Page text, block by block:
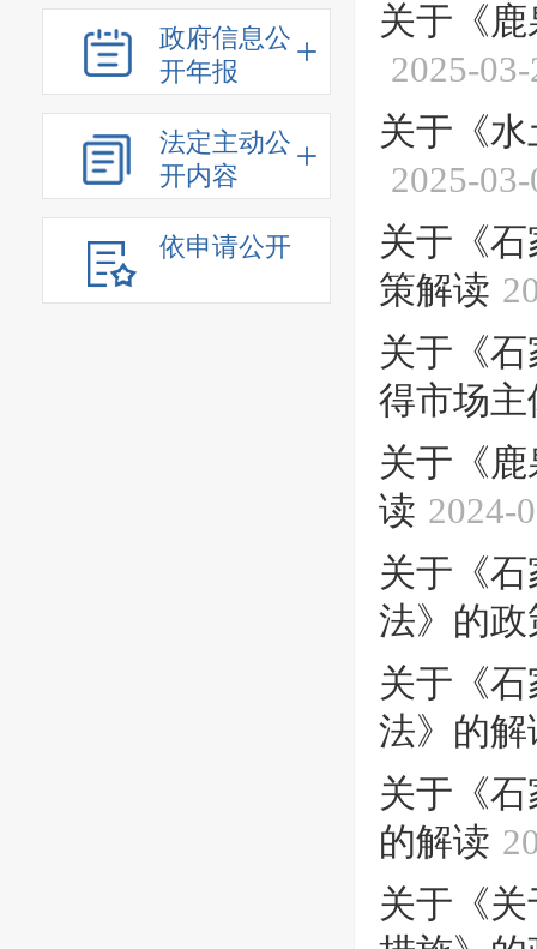
政府信息公
开年报
法定主动公
开内容
依申请公开
关于《
2025-
关于《
2025-
关于《
策解读
关于《
得市场
关于《
读 2024-
关于《
法》的
关于《
法》的解
关于《
的解读
关于《